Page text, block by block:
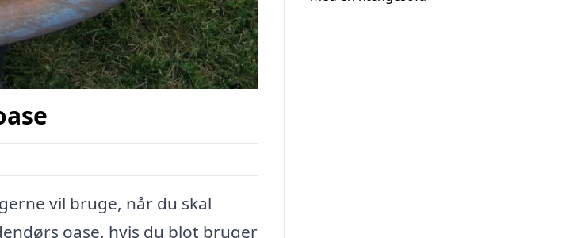
vil bruge, når du skal
oase, hvis du blot bruger